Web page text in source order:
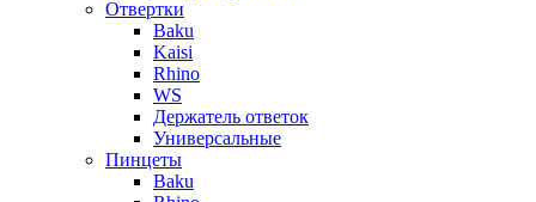
Отвертки
Baku
Kaisi
Rhino
WS
Держатель ответок
Универсальные
Пинцеты
Baku